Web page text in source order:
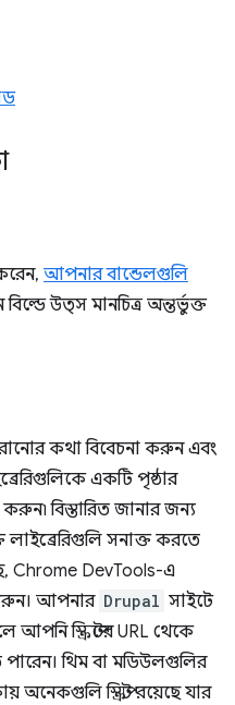
আপনার বান্ডেলগুলি
উত্স মানচিত্র অন্তর্ভুক্ত
কথা বিবেচনা করুন এবং
একটি পৃষ্ঠার
করুন৷ বিস্তারিত জানার জন্য
লাইব্রেরিগুলি সনাক্ত করতে
Chrome DevTools-এ
আপনার Drupal সাইটে
আপনি স্ক্রিপ্টের URL থেকে
থিম বা মডিউলগুলির
স্ক্রিপ্ট রয়েছে যার